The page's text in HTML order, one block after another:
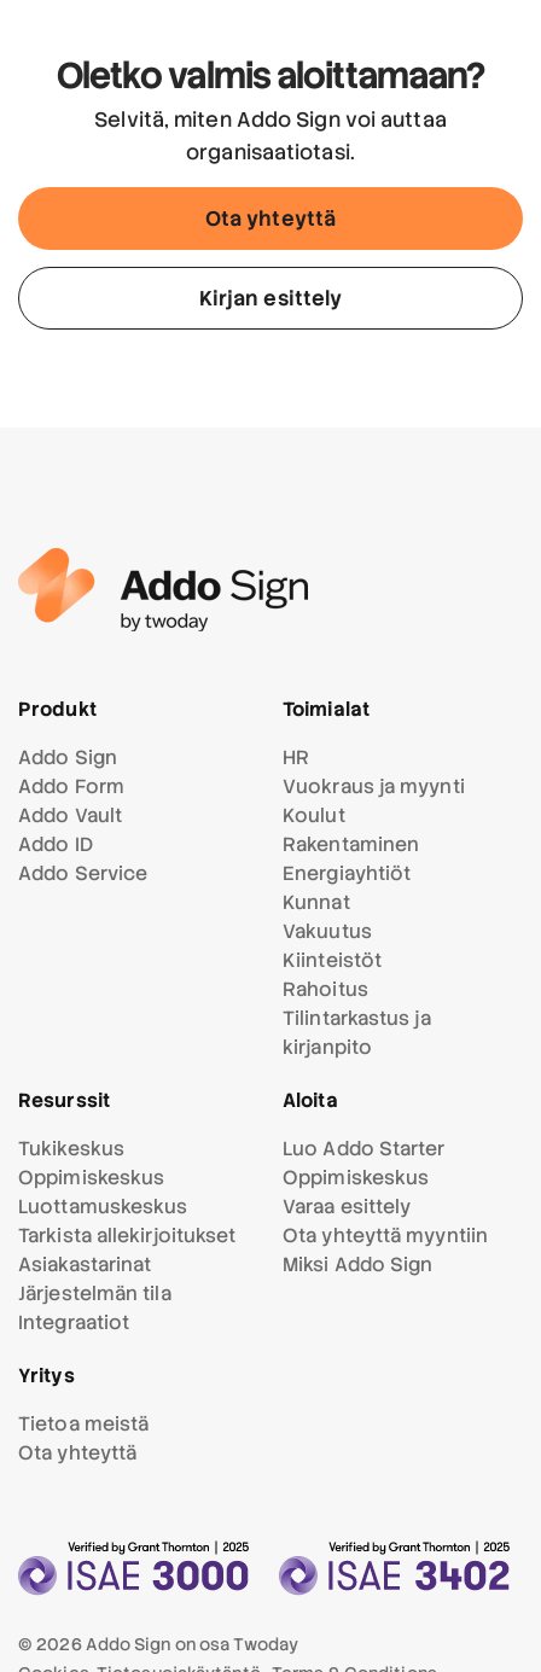
Oletko valmis aloittamaan?
Selvitä, miten Addo Sign voi auttaa
organisaatiotasi.
Ota yhteyttä
Kirjan esittely
Produkt
Addo Sign
Addo Form
Addo Vault
Addo ID
Addo Service
Toimialat
HR
Vuokraus ja myynti
Koulut
Rakentaminen
Energiayhtiöt
Kunnat
Vakuutus
Kiinteistöt
Rahoitus
Tilintarkastus ja
kirjanpito
Resurssit
Tukikeskus
Oppimiskeskus
Luottamuskeskus
Tarkista allekirjoitukset
Asiakastarinat
Järjestelmän tila
Integraatiot
Aloita
Luo Addo Starter
Oppimiskeskus
Varaa esittely
Ota yhteyttä myyntiin
Miksi Addo Sign
Yritys
Tietoa meistä
Ota yhteyttä
© 2026 Addo Sign on osaTwoday